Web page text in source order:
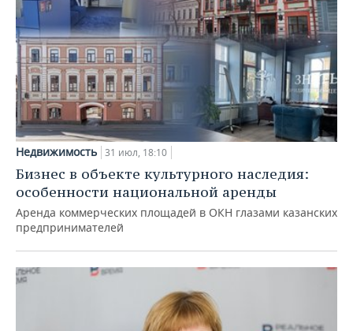
Недвижимость 31 июл, 18:10
Бизнес в объекте культурного наследия:
особенности национальной аренды
Аренда коммерческих площадей в ОКН глазами казанских
предпринимателей